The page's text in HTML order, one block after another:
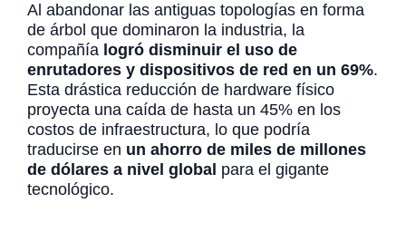
Al abandonar las antiguas topologías en forma
de árbol que dominaron la industria, la
compañía logró disminuir el uso de
enrutadores y dispositivos de red en un 69%.
Esta drástica reducción de hardware físico
proyecta una caída de hasta un 45% en los
costos de infraestructura, lo que podría
traducirse en un ahorro de miles de millones
de dólares a nivel global para el gigante
tecnológico.